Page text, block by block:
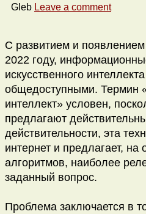
Gleb Leave a comment
С развитием и
2022 году,
искусственного
общедоступными. Термин
интеллект» условен,
предлагают
действительности, эта
интернет и предлагает, на
алгоритмов, наиболее
заданный вопрос.
Проблема заключается в